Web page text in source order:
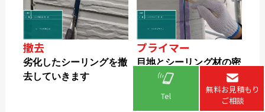
無料お見積もり
ご相談
Tel
撤去
劣化したシーリングを撤
去していきます
プライマー
目地とシーリング材の密
着性を高める為に、プラ
イマーを塗っていきます